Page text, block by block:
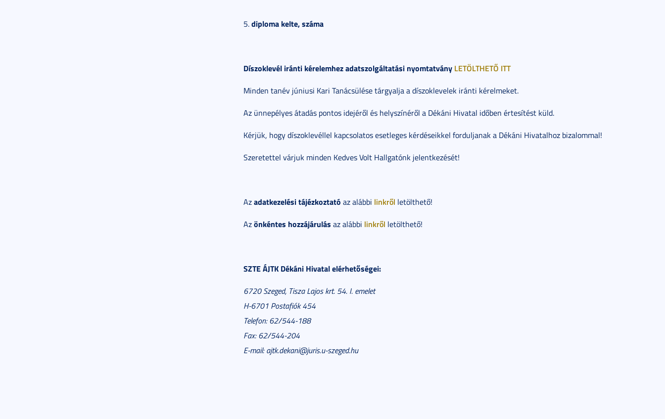
5.diploma kelte, száma
Díszoklevél iránti kérelemhez adatszolgáltatási nyomtatvány LETÖLTHETŐ ITT
Minden tanév júniusi Kari Tanácsülése tárgyalja a díszoklevelek iránti kérelmeket.
Az ünnepélyes átadás pontos idejéről és helyszínéről a Dékáni Hivatal időben értesítést küld.
Kérjük, hogy díszoklevéllel kapcsolatos esetleges kérdéseikkel forduljanak a Dékáni Hivatalhoz bizalommal!
Szeretettel várjuk minden Kedves Volt Hallgatónk jelentkezését!
Azadatkezelési tájézkoztató az alábbi linkről letölthető!
Azönkéntes hozzájárulás az alábbi linkről letölthető!
SZTE ÁJTK Dékáni Hivatal elérhetőségei:
6720 Szeged, Tisza Lajos krt. 54. I. emelet
H-6701 Postafiók 454
Telefon: 62/544-188
Fax: 62/544-204
E-mail: ajtk.dekani@juris.u-szeged.hu